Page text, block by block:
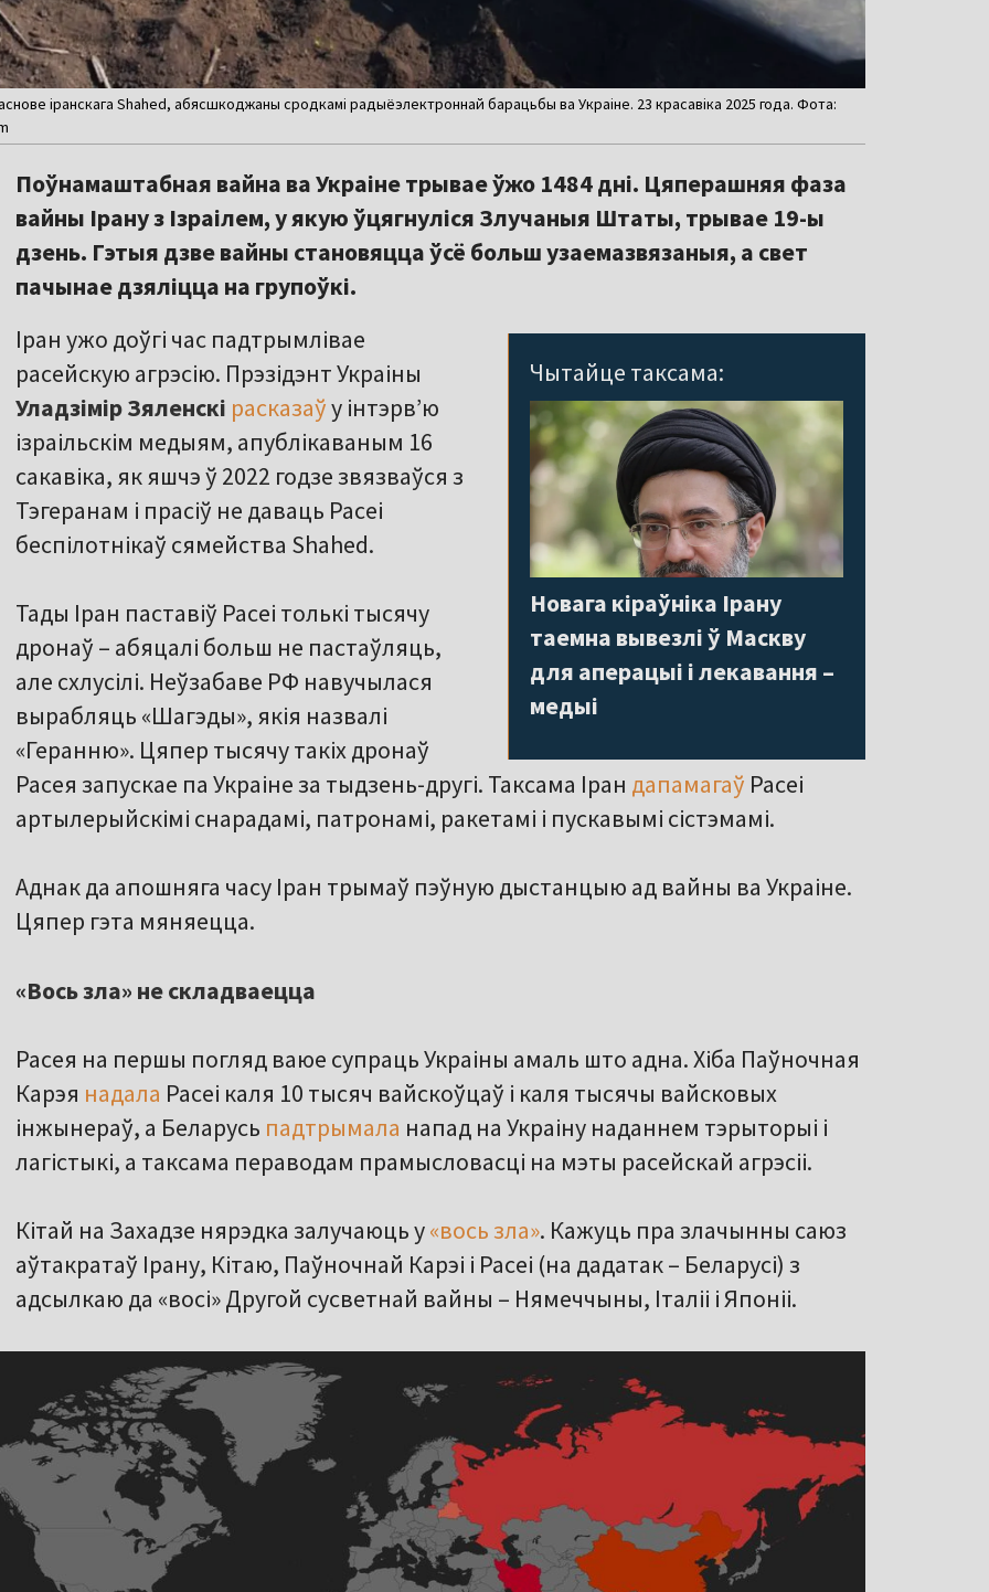
аснове іранскага Shahed, абясшкоджаны сродкамі радыёэлектроннай барацьбы ва Украіне. 23 красавіка 2025 года. Фота:
Поўнамаштабная вайна ва Украіне трывае ўжо 1484 дні. Цяперашняя фаза
вайны Ірану з Ізраілем, у якую ўцягнуліся Злучаныя Штаты, трывае 19-ы
дзень. Гэтыя дзве вайны становяцца ўсё больш узаемазвязаныя, а свет
пачынае дзяліцца на групоўкі.
Чытайце таксама:
Новага кіраўніка Ірану
таемна вывезлі ў Маскву
для аперацыі і лекавання –
медыі
Іран ужо доўгі час падтрымлівае
расейскую агрэсію. Прэзідэнт Украіны
Уладзімір Зяленскі расказаўу інтэрв’ю
ізраільскім медыям, апублікаваным 16
сакавіка, як яшчэ ў 2022 годзе звязваўся з
Тэгеранам і прасіў не даваць Расеі
беспілотнікаў сямейства Shahed.
Тады Іран паставіў Расеі толькі тысячу
дронаў – абяцалі больш не пастаўляць,
але схлусілі. Неўзабаве РФ навучылася
вырабляць «Шагэды», якія назвалі
«Геранню». Цяпер тысячу такіх дронаў
Расея запускае па Украіне за тыдзень-другі. Таксама Іран дапамагаў Расеі
артылерыйскімі снарадамі, патронамі, ракетамі і пускавымі сістэмамі.
Аднак да апошняга часу Іран трымаў пэўную дыстанцыю ад вайны ва Украіне.
Цяпер гэта мяняецца.
«Вось зла» не складваецца
Расея на першы погляд ваюе супраць Украіны амаль што адна. Хіба Паўночная
Карэя надала Расеі каля 10 тысяч вайскоўцаў і каля тысячы вайсковых
інжынераў, а Беларусь падтрымала напад на Украіну наданнем тэрыторыі і
лагістыкі, а таксама пераводам прамысловасці на мэты расейскай агрэсіі.
Кітай на Захадзе нярэдка залучаюць у«вось зла». Кажуць пра злачынны саюз
аўтакратаў Ірану, Кітаю, Паўночнай Карэі і Расеі (на дадатак – Беларусі) з
адсылкаю да «восі» Другой сусветнай вайны – Нямеччыны, Італіі і Японіі.